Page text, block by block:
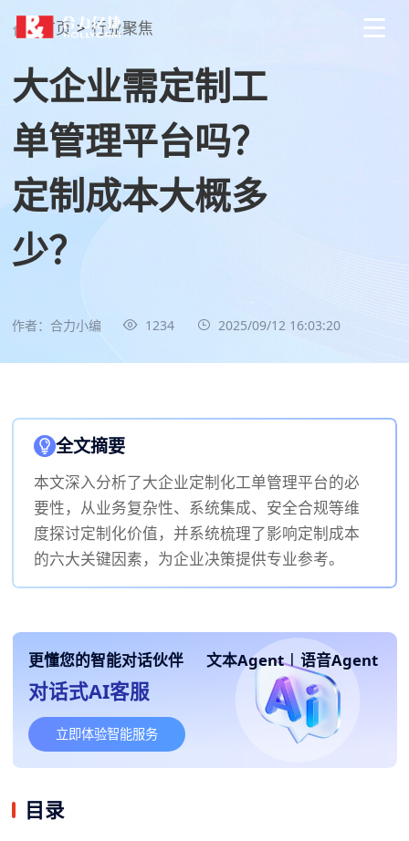
首页 > 行业聚焦
大企业需定制工
单管理平台吗？
定制成本大概多
少？
作者：合力小编 1234 2025/09/12 16:03:20
全文摘要
本文深入分析了大企业定制化工单管理平台的必
要性，从业务复杂性、系统集成、安全合规等维
度探讨定制化价值，并系统梳理了影响定制成本
的六大关键因素，为企业决策提供专业参考。
更懂您的智能对话伙伴 文本Agent | 语音Agent
对话式AI客服
立即体验智能服务
目录